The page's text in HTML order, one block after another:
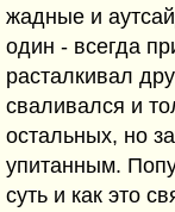
жадные и
один - всегда
расталкивал
сваливался и
остальных, но
упитанным.
суть и как это